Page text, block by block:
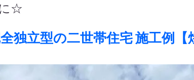
☆
独立型の二世帯住宅 施工例【